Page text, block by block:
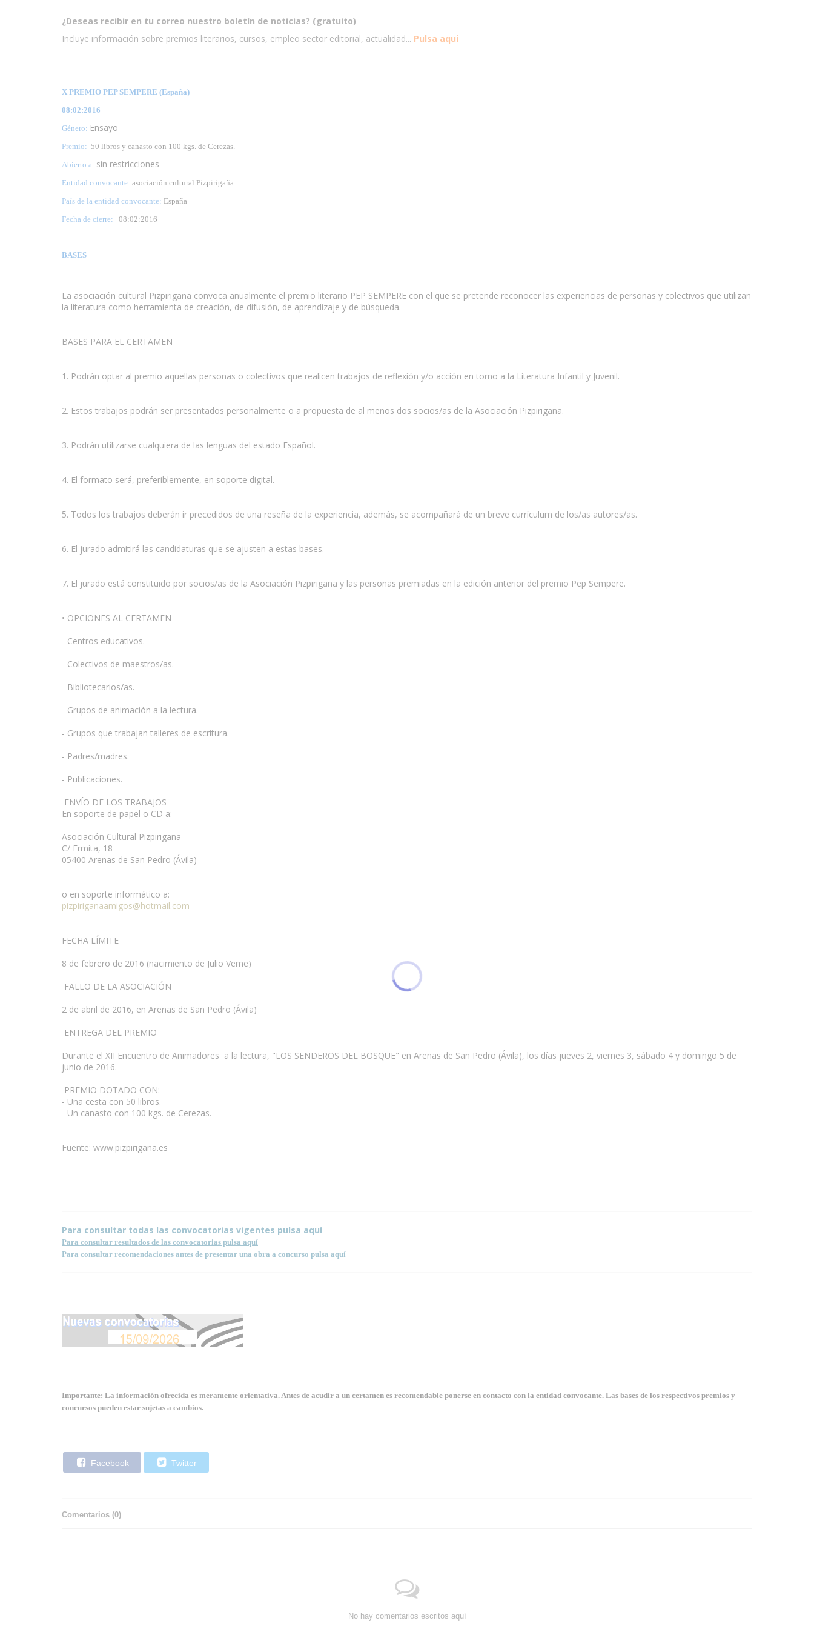
¿Deseas recibir en tu correo nuestro boletín de noticias? (gratuito)
Incluye información sobre premios literarios, cursos, empleo sector editorial, actualidad... Pulsa aqui
X PREMIO PEP SEMPERE (España)
08:02:2016
Género: Ensayo
Premio: 50 libros y canasto con 100 kgs. de Cerezas.
Abierto a: sin restricciones
Entidad convocante: asociación cultural Pizpirigaña
País de la entidad convocante: España
Fecha de cierre: 08:02:2016
BASES
La asociación cultural Pizpirigaña convoca anualmente el premio literario PEP SEMPERE con el que se pretende reconocer las experiencias de personas y colectivos que utilizan
la literatura como herramienta de creación, de difusión, de aprendizaje y de búsqueda.
BASES PARA EL CERTAMEN
1. Podrán optar al premio aquellas personas o colectivos que realicen trabajos de reflexión y/o acción en torno a la Literatura Infantil y Juvenil.
2. Estos trabajos podrán ser presentados personalmente o a propuesta de al menos dos socios/as de la Asociación Pizpirigaña.
3. Podrán utilizarse cualquiera de las lenguas del estado Español.
4. El formato será, preferiblemente, en soporte digital.
5. Todos los trabajos deberán ir precedidos de una reseña de la experiencia, además, se acompañará de un breve currículum de los/as autores/as.
6. El jurado admitirá las candidaturas que se ajusten a estas bases.
7. El jurado está constituido por socios/as de la Asociación Pizpirigaña y las personas premiadas en la edición anterior del premio Pep Sempere.
• OPCIONES AL CERTAMEN
- Centros educativos.
- Colectivos de maestros/as.
- Bibliotecarios/as.
- Grupos de animación a la lectura.
- Grupos que trabajan talleres de escritura.
- Padres/madres.
- Publicaciones.
ENVÍO DE LOS TRABAJOS
En soporte de papel o CD a:
Asociación Cultural Pizpirigaña
C/ Ermita, 18
05400 Arenas de San Pedro (Ávila)
o en soporte informático a:
pizpiriganaamigos@hotmail.com
FECHA LÍMITE
8 de febrero de 2016 (nacimiento de Julio Veme)
FALLO DE LA ASOCIACIÓN
2 de abril de 2016, en Arenas de San Pedro (Ávila)
ENTREGA DEL PREMIO
Durante el XII Encuentro de Animadores a la lectura, "LOS SENDEROS DEL BOSQUE" en Arenas de San Pedro (Ávila), los días jueves 2, viernes 3, sábado 4 y domingo 5 de
junio de 2016.
PREMIO DOTADO CON:
- Una cesta con 50 libros.
- Un canasto con 100 kgs. de Cerezas.
Fuente: www.pizpirigana.es
Para consultar todas las convocatorias vigentes pulsa aquí
Para consultar resultados de las convocatorias pulsa aquí
Para consultar recomendaciones antes de presentar una obra a concurso pulsa aquí
Importante: La información ofrecida es meramente orientativa. Antes de acudir a un certamen es recomendable ponerse en contacto con la entidad convocante. Las bases de los respectivos premios y
concursos pueden estar sujetas a cambios.
Facebook Twitter
Comentarios (0)
No hay comentarios escritos aquí